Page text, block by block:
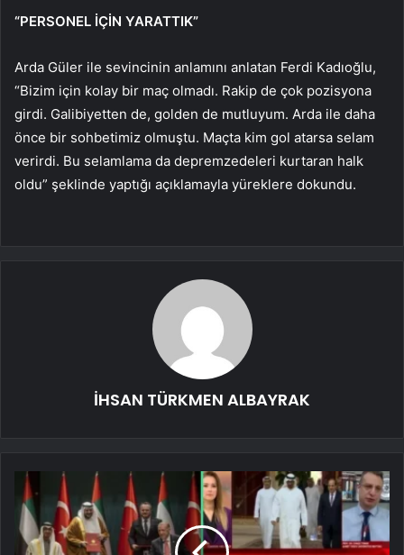
“PERSONEL İÇİN YARATTIK”
Arda Güler ile sevincinin anlamını anlatan Ferdi Kadıoğlu,
“Bizim için kolay bir maç olmadı. Rakip de çok pozisyona
girdi. Galibiyetten de, golden de mutluyum. Arda ile daha
önce bir sohbetimiz olmuştu. Maçta kim gol atarsa ​​selam
verirdi. Bu selamlama da depremzedeleri kurtaran halk
oldu” şeklinde yaptığı açıklamayla yüreklere dokundu.
İHSAN TÜRKMEN ALBAYRAK